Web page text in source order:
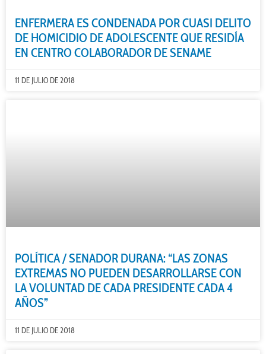
ENFERMERA ES CONDENADA POR CUASI DELITO
DE HOMICIDIO DE ADOLESCENTE QUE RESIDÍA
EN CENTRO COLABORADOR DE SENAME
11 DE JULIO DE 2018
POLÍTICA / SENADOR DURANA: “LAS ZONAS
EXTREMAS NO PUEDEN DESARROLLARSE CON
LA VOLUNTAD DE CADA PRESIDENTE CADA 4
AÑOS”
11 DE JULIO DE 2018